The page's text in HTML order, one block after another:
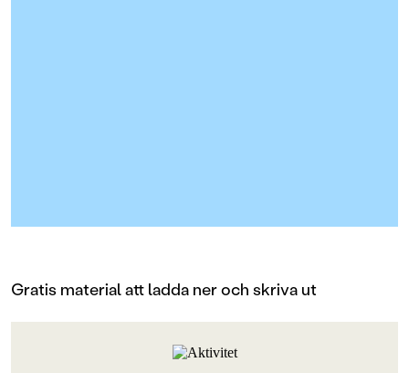
Gratis material att ladda ner och skriva ut